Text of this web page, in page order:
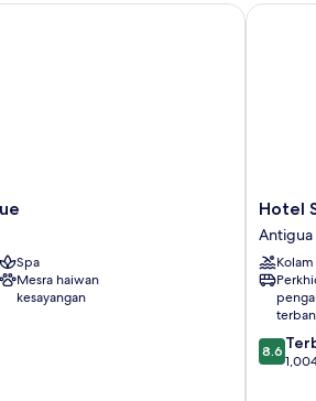
Spa
Mesra haiwan
kesayangan
Hotel
Soleil
La
Antigua
Antigua
Hotel
Antigua
8.6
8.6
Hotel